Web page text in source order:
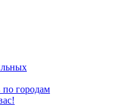
по городам